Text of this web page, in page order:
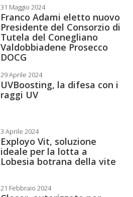
31 Maggio 2024
Franco Adami eletto nuovo
Presidente del Consorzio di
Tutela del Conegliano
Valdobbiadene Prosecco
DOCG
29 Aprile 2024
UVBoosting, la difesa con i
raggi UV
3 Aprile 2024
Exployo Vit, soluzione
ideale per la lotta a
Lobesia botrana della vite
21 Febbraio 2024